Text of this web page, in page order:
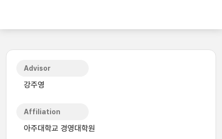
Advisor
강주영
Affiliation
아주대학교 경영대학원